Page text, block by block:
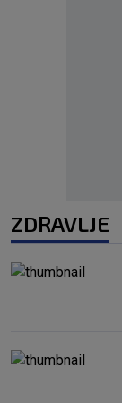
ZDRAVLJE